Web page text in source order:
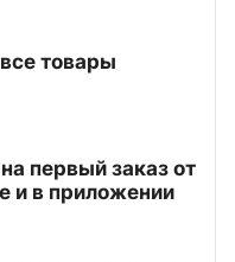
товары
первый заказ от
и в приложении